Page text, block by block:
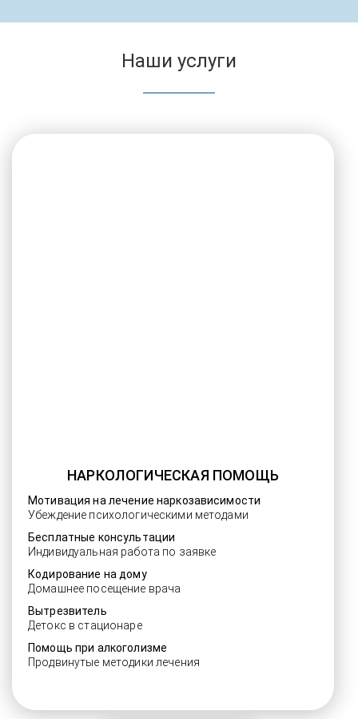
Наши услуги
НАРКОЛОГИЧЕСКАЯ ПОМОЩЬ
Мотивация на лечение наркозависимости
Убеждение психологическими методами
Бесплатные консультации
Индивидуальная работа по заявке
Кодирование на дому
Домашнее посещение врача
Вытрезвитель
Детокс в стационаре
Помощь при алкоголизме
Продвинутые методики лечения